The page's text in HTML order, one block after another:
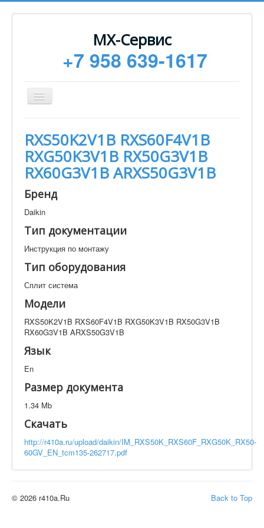
МХ-Сервис
+7 958 639-1617
Toggle
Navigation
Монтаж
Сервисное обслуживание
Новости
Контакты
Техническая документация
RXS50K2V1B RXS60F4V1B RXG50K3V1B RX50G3V1B
Искать
Производитель
Элементов на страницу
RXS50K2V1B RXS60F4V1B
RXG50K3V1B RX50G3V1B
RX60G3V1B ARXS50G3V1B
Бренд
Daikin
Тип документации
Инструкция по монтажу
Тип оборудования
Сплит система
Модели
RXS50K2V1B RXS60F4V1B RXG50K3V1B RX50G3V1B
RX60G3V1B ARXS50G3V1B
Язык
En
Размер документа
1.34 Mb
Скачать
http://r410a.ru/upload/daikin/IM_RXS50K_RXS60F_RXG50K_RX50-
60GV_EN_tcm135-262717.pdf
Back to Top
© 2026 r410a.Ru